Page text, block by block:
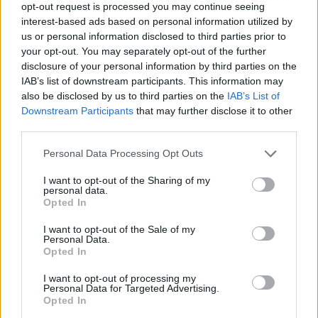
opt-out request is processed you may continue seeing
interest-based ads based on personal information utilized by
us or personal information disclosed to third parties prior to
your opt-out. You may separately opt-out of the further
disclosure of your personal information by third parties on the
IAB’s list of downstream participants. This information may
also be disclosed by us to third parties on the IAB’s List of
Downstream Participants that may further disclose it to other
Personal Data Processing Opt Outs
I want to opt-out of the Sharing of my
personal data.
Opted In
I want to opt-out of the Sale of my
Personal Data.
Opted In
I want to opt-out of processing my
Personal Data for Targeted Advertising.
Opted In
pasauli, kurā dzīvos mūsu bērni un viņu bērni. “Es
saprotu, ka esmu, iespējams, viena pati vai maza,
maza daļiņa no tā visa, taču man iekšā ir šī vēlme
darīt labu pasaulei - kaut vai caur to, ka es, cik ir
manos spēkos un cik man ir tam enerģijas, tomēr
dodu lietām otru dzīvi,” saka Asja.
Lietām jādod otra dzīve
Asja ir no septiņu bērnu ģimenes un labi zina, kā
izskatās šauras, piekrauta māja. Viņas princips
tagad ir nevis glabāt lietas bez mērķa, bet gan dot
tām otru dzīvi. “Piemēram, apģērbu labā stāvoklī
nepārdodam, varam atdot tekstila atkritumu
punktos. Papīrs – papīra konteinerā vai kamīnā,